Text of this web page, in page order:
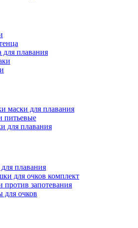
для плавания
маски для плавания
питьевые
для плавания
плавания
для очков комплект
против запотевания
для очков